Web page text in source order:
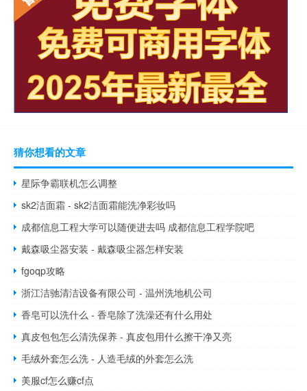
猜你想看的文章
星际争霸联机怎么调整
sk2洁面霜 - sk2洁面霜能洗净彩妆吗
成都信息工程大学可以随便进去吗 成都信息工程学院吧
戴森吸尘器安装 - 戴森吸尘器怎样安装
fgoqp攻略
浙江洁驰清洁设备有限公司 - 温州洗地机公司
香皂可以洗什么 - 香皂除了洗澡还有什么用处
真皮包包怎么清洗保养 - 真皮包用什么擦干净又亮
毛绒外套怎么洗 - 人造毛绒的外套怎么洗
美服cf怎么赚cf点